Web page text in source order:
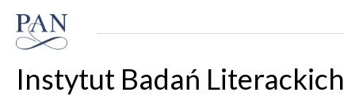
Instytut Badań Literackich